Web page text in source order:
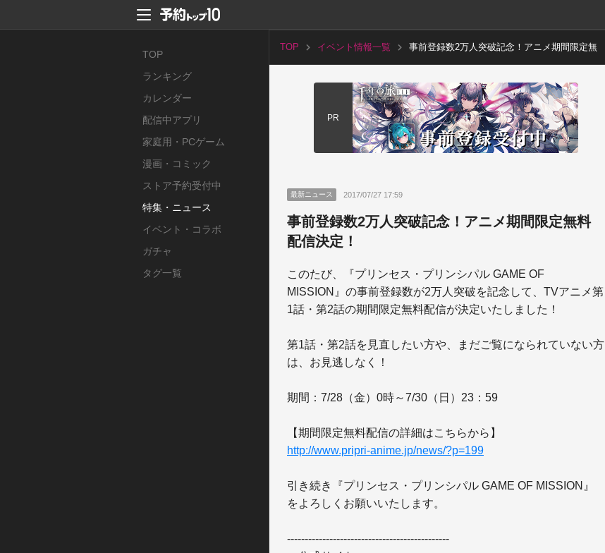
TOP
ランキング
カレンダー
配信中アプリ
家庭用・PCゲーム
漫画・コミック
ストア予約受付中
特集・ニュース
イベント・コラボ
ガチャ
タグ一覧
TOP イベント情報一覧
事前登録数2万人突破記念！アニメ期間限定無
PR
最新ニュース 2017/07/27 17:59
事前登録数2万人突破記念！アニメ期間限定無料
配信決定！
このたび、『プリンセス・プリンシパル GAME OF
MISSION』の事前登録数が2万人突破を記念して、TVアニメ第
1話・第2話の期間限定無料配信が決定いたしました！
第1話・第2話を見直したい方や、まだご覧になられていない方
は、お見逃しなく！
期間：7/28（金）0時～7/30（日）23：59
http://www.pripri-anime.jp/news/?p=199
引き続き『プリンセス・プリンシパル GAME OF MISSION』
をよろしくお願いいたします。
----------------------------------------------